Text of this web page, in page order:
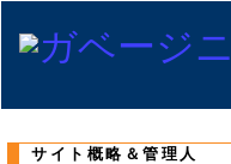
サイト概略＆管理人